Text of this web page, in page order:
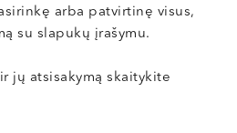
arba patvirtinę visus,
su slapukų įrašymu.
jų atsisakymą skaitykite
kvėpavimo takus. Dažnai
astma, LOPL ar
reabilitacija.
po sunkių kvėpavimo